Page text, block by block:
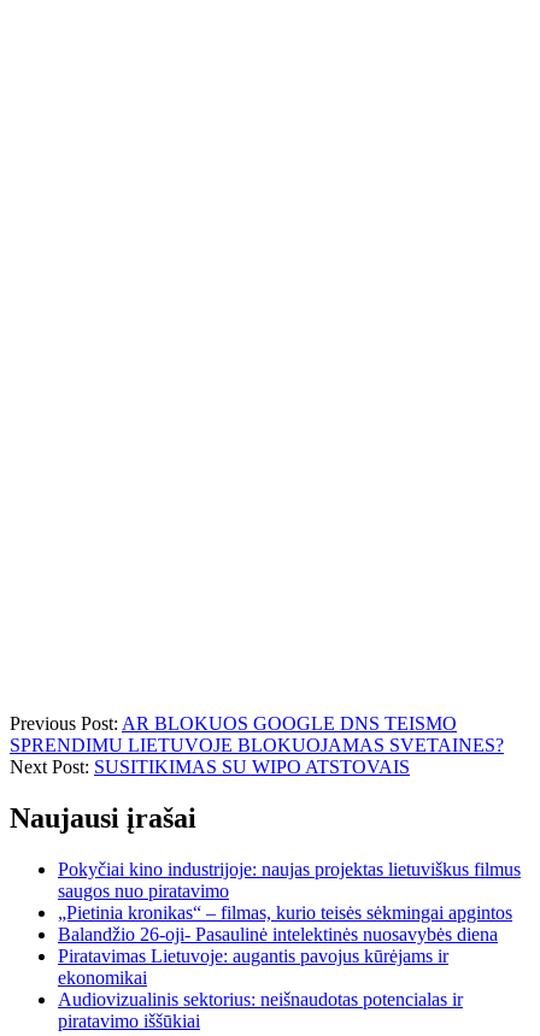
Previous Post: AR BLOKUOS GOOGLE DNS TEISMO
SPRENDIMU LIETUVOJE BLOKUOJAMAS SVETAINES?
Next Post: SUSITIKIMAS SU WIPO ATSTOVAIS
Naujausi įrašai
Pokyčiai kino industrijoje: naujas projektas lietuviškus filmus
saugos nuo piratavimo
„Pietinia kronikas“ – filmas, kurio teisės sėkmingai apgintos
Balandžio 26-oji- Pasaulinė intelektinės nuosavybės diena
Piratavimas Lietuvoje: augantis pavojus kūrėjams ir
ekonomikai
Audiovizualinis sektorius: neišnaudotas potencialas ir
piratavimo iššūkiai